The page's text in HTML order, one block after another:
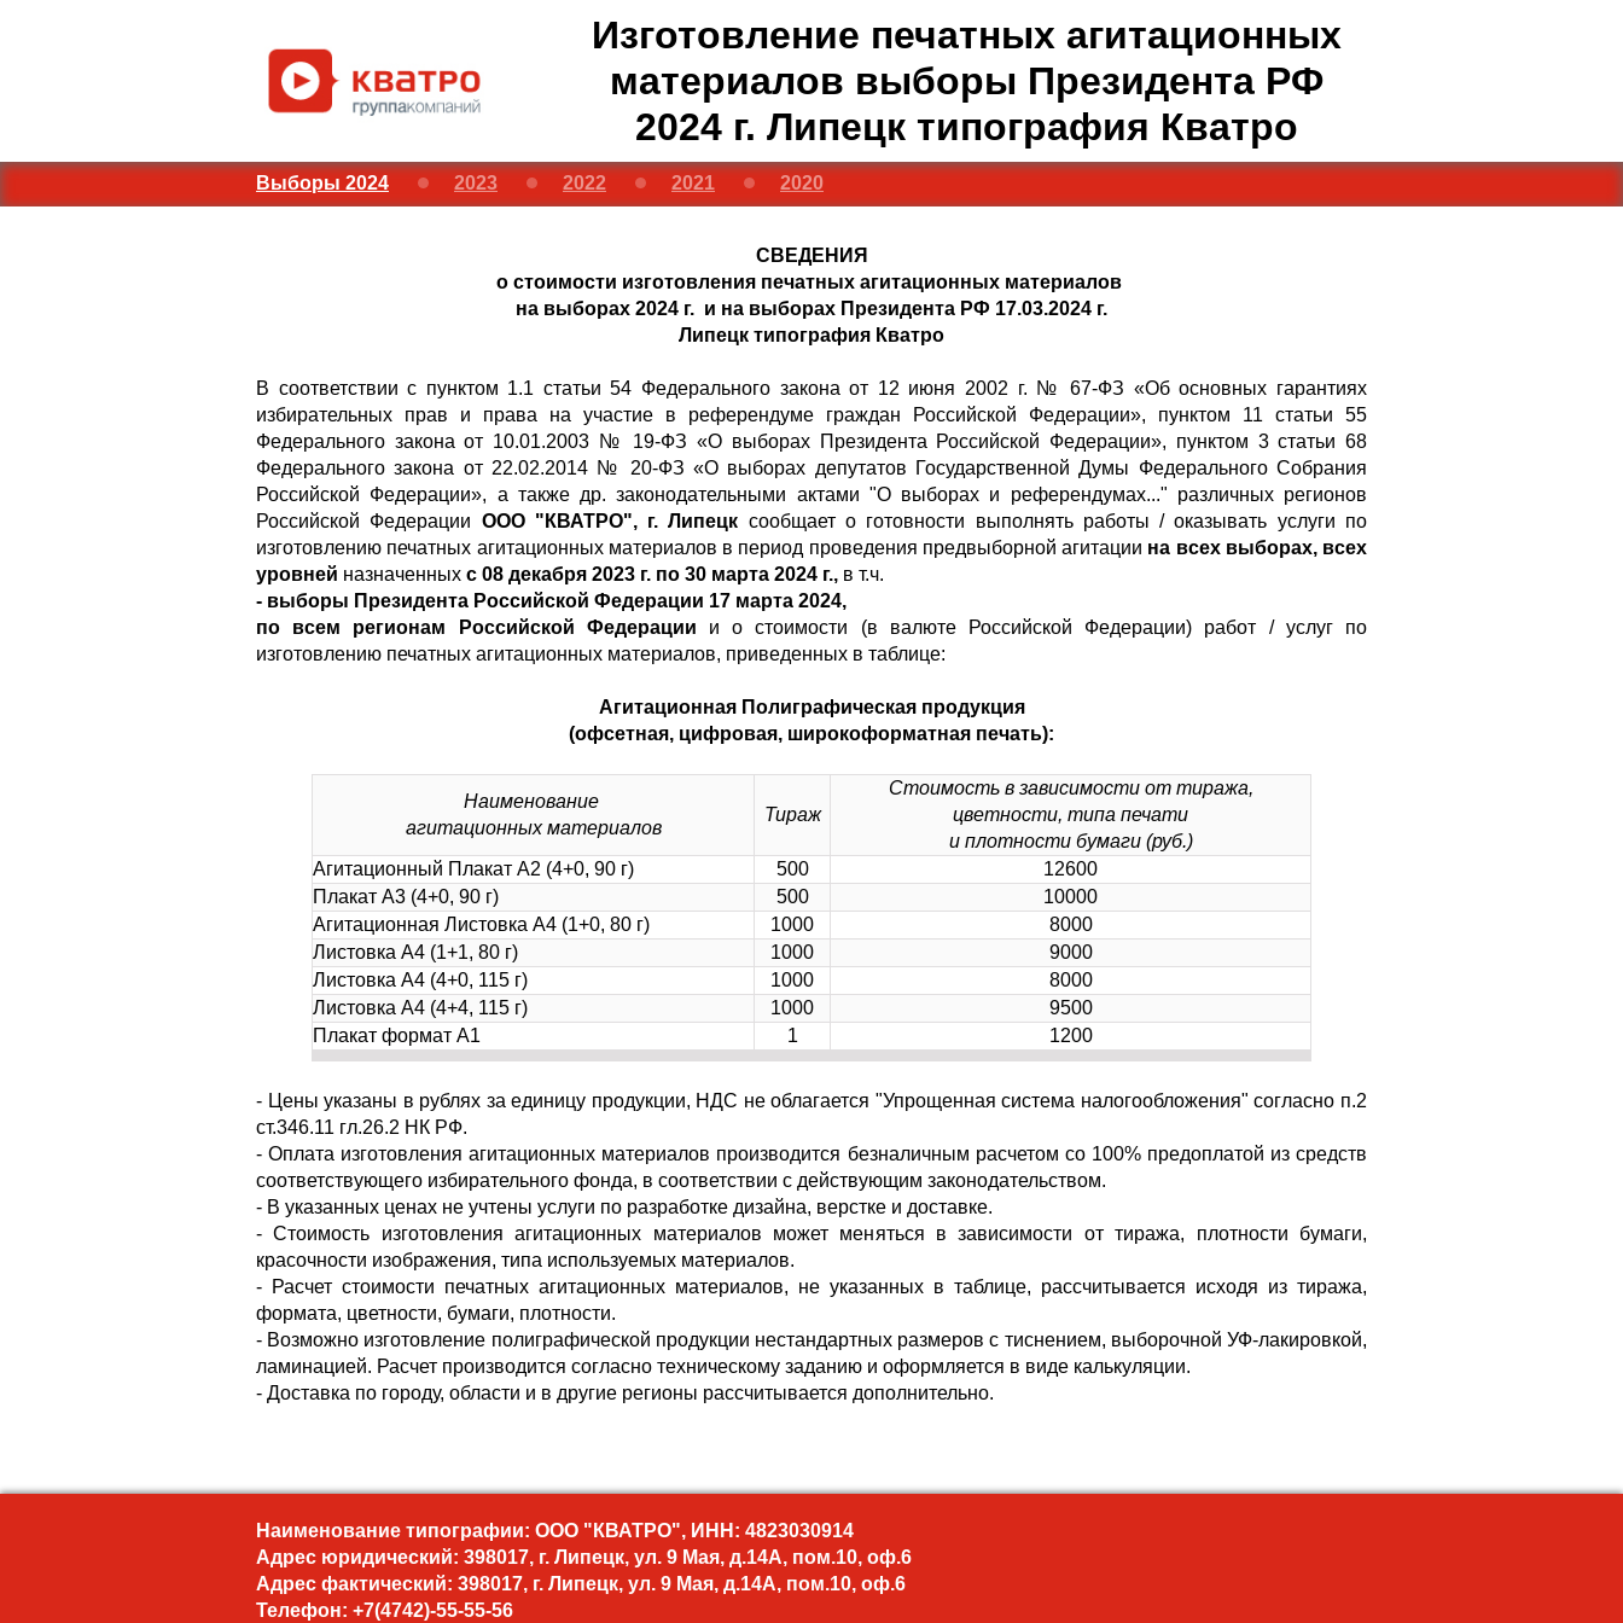
Изготовление печатных агитационных
материалов выборы Президента РФ
2024 г. Липецк типография Кватро
Выборы 2024 2023 2022 2021 2020
СВЕДЕНИЯ
о стоимости изготовления печатных агитационных материалов
на выборах 2024 г. и на выборах Президента РФ 17.03.2024 г.
Липецк типография Кватро
В соответствии с пунктом 1.1 статьи 54 Федерального закона от 12 июня 2002 г. № 67-ФЗ «Об основных гарантиях
избирательных прав и права на участие в референдуме граждан Российской Федерации», пунктом 11 статьи 55
Федерального закона от 10.01.2003 № 19-ФЗ «О выборах Президента Российской Федерации», пунктом 3 статьи 68
Федерального закона от 22.02.2014 № 20-ФЗ «О выборах депутатов Государственной Думы Федерального Собрания
Российской Федерации», а также др. законодательными актами "О выборах и референдумах..." различных регионов
Российской Федерации ООО "КВАТРО", г. Липецк сообщает о готовности выполнять работы / оказывать услуги по
изготовлению печатных агитационных материалов в период проведения предвыборной агитации на всех выборах, всех
уровней назначенных с 08 декабря 2023 г. по 30 марта 2024 г., в т.ч.
- выборы Президента Российской Федерации 17 марта 2024,
по всем регионам Российской Федерации и о стоимости (в валюте Российской Федерации) работ / услуг по
изготовлению печатных агитационных материалов, приведенных в таблице:
Агитационная Полиграфическая продукция
(офсетная, цифровая, широкоформатная печать):
Наименование
агитационных материалов
Тираж
Стоимость в зависимости от тиража,
цветности, типа печати
и плотности бумаги (руб.)
Агитационный Плакат А2 (4+0, 90 г)
500
12600
Плакат А3 (4+0, 90 г)
500
10000
Агитационная Листовка А4 (1+0, 80 г)
1000
8000
Листовка А4 (1+1, 80 г)
1000
9000
Листовка А4 (4+0, 115 г)
1000
8000
Листовка А4 (4+4, 115 г)
1000
9500
Плакат формат А1
1 1200
- Цены указаны в рублях за единицу продукции, НДС не облагается "Упрощенная система налогообложения" согласно п.2
ст.346.11 гл.26.2 НК РФ.
- Оплата изготовления агитационных материалов производится безналичным расчетом со 100% предоплатой из средств
соответствующего избирательного фонда, в соответствии с действующим законодательством.
- В указанных ценах не учтены услуги по разработке дизайна, верстке и доставке.
- Стоимость изготовления агитационных материалов может меняться в зависимости от тиража, плотности бумаги,
красочности изображения, типа используемых материалов.
- Расчет стоимости печатных агитационных материалов, не указанных в таблице, рассчитывается исходя из тиража,
формата, цветности, бумаги, плотности.
- Возможно изготовление полиграфической продукции нестандартных размеров с тиснением, выборочной УФ-лакировкой,
ламинацией. Расчет производится согласно техническому заданию и оформляется в виде калькуляции.
- Доставка по городу, области и в другие регионы рассчитывается дополнительно.
Наименование типографии: ООО "КВАТРО", ИНН: 4823030914
Адрес юридический: 398017, г. Липецк, ул. 9 Мая, д.14А, пом.10, оф.6
Адрес фактический: 398017, г. Липецк, ул. 9 Мая, д.14А, пом.10, оф.6
Телефон: +7(4742)-55-55-56